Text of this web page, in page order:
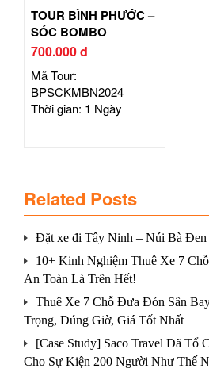
TOUR BÌNH PHƯỚC –
SÓC BOMBO
700.000 đ
Mã Tour:
BPSCKMBN2024
Thời gian: 1 Ngày
Related Posts
Đặt xe đi Tây Ninh – Núi Bà Đen
10+ Kinh Nghiệm Thuê Xe 7
An Toàn Là Trên Hết!
Thuê Xe 7 Chỗ Đưa Đón Sân
Trọng, Đúng Giờ, Giá Tốt Nhất
[Case Study] Saco Travel Đã Tổ
Cho Sự Kiện 200 Người Như Thế